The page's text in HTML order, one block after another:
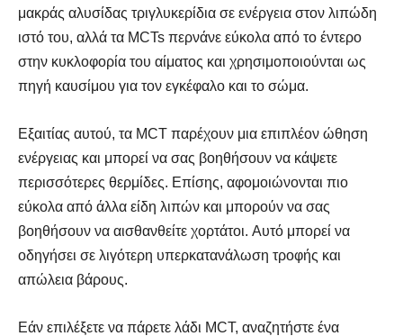
μακράς αλυσίδας τριγλυκερίδια σε ενέργεια στον λιπώδη
ιστό του, αλλά τα MCTs περνάνε εύκολα από το έντερο
στην κυκλοφορία του αίματος και χρησιμοποιούνται ως
πηγή καυσίμου για τον εγκέφαλο και το σώμα.
Εξαιτίας αυτού, τα MCT παρέχουν μια επιπλέον ώθηση
ενέργειας και μπορεί να σας βοηθήσουν να κάψετε
περισσότερες θερμίδες. Επίσης, αφομοιώνονται πιο
εύκολα από άλλα είδη λιπών και μπορούν να σας
βοηθήσουν να αισθανθείτε χορτάτοι. Αυτό μπορεί να
οδηγήσει σε λιγότερη υπερκατανάλωση τροφής και
απώλεια βάρους.
Εάν επιλέξετε να πάρετε λάδι MCT, αναζητήστε ένα